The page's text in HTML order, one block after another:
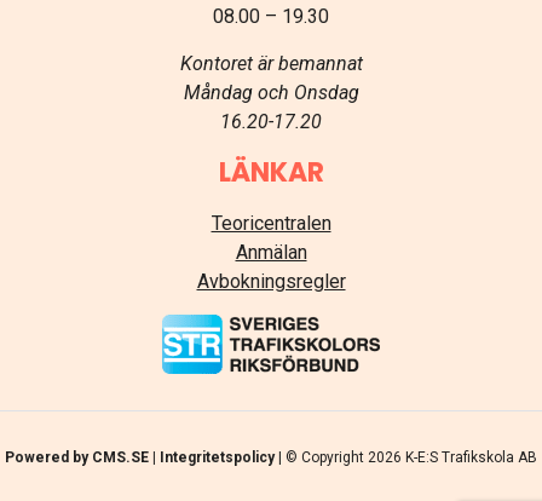
08.00 – 19.30
Kontoret är bemannat
Måndag och Onsdag
16.20-17.20
LÄNKAR
Teoricentralen
Anmälan
Avbokningsregler
Powered by CMS.SE | Integritetspolicy| © Copyright 2026 K-E:S Trafikskola AB